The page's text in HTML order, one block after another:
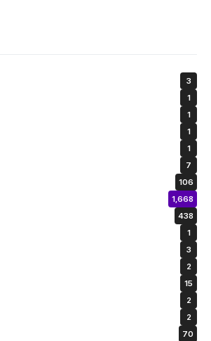
3
1
1
1
1
7
106
1,668
438
1
3
2
15
2
2
70